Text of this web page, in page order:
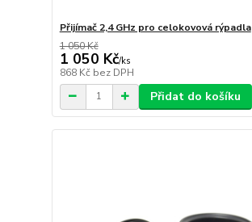
Přijímač 2,4 GHz pro celokovová rýpadla
1 050 Kč
1 050 Kč/ks
868 Kč bez DPH
Přidat do košíku